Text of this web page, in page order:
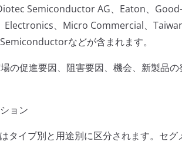
Semiconductor AG、Eaton、
Electronics、Micro Commercial、
などが含まれます。
の促進要因、阻害要因、機会、新製品
ョン
タイプ別と用途別に区分されます。セ